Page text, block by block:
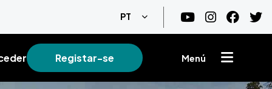
PT Lista de ações adicionais
Registar-se Menú